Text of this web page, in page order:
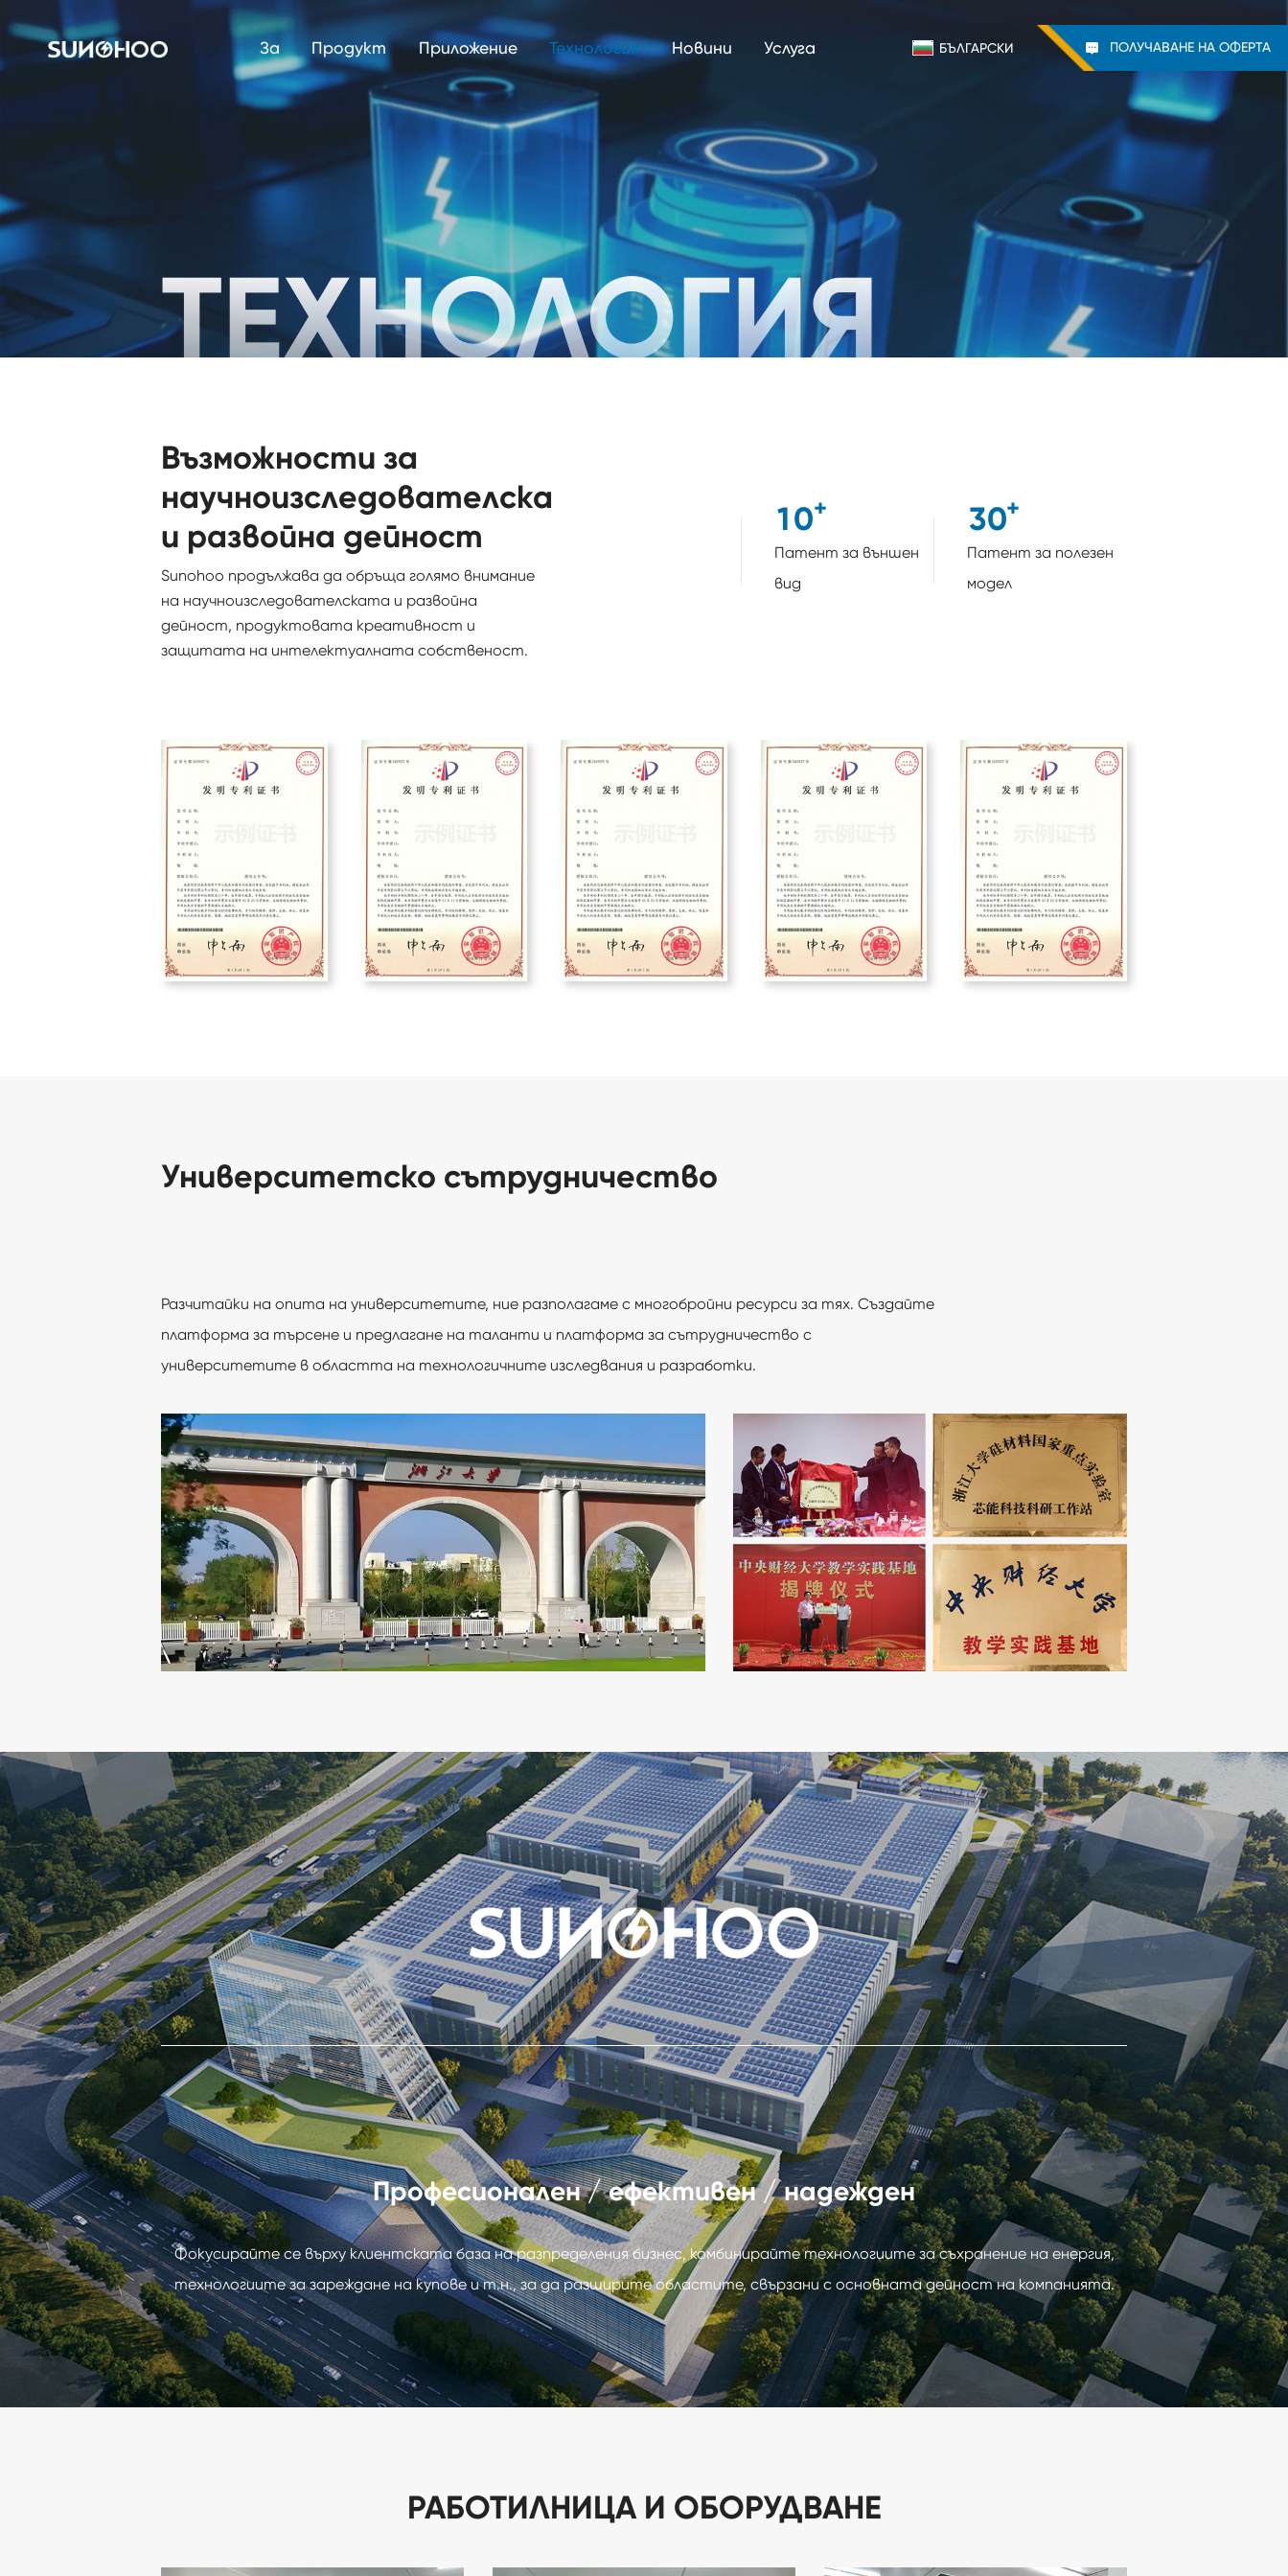
За Продукт Приложение Технология Новини Услуга БЪЛГАРСКИ  ПОЛУЧАВАНЕ НА ОФЕРТА
ТЕХНОЛОГИЯ
Възможности за
научноизследователска
и развойна дейност
Sunohoo продължава да обръща голямо внимание
на научноизследователската и развойна
дейност, продуктовата креативност и
защитата на интелектуалната собственост.
10+
Патент за външен
вид
30+
Патент за полезен
модел
Университетско сътрудничество
Разчитайки на опита на университетите, ние разполагаме с многобройни ресурси за тях. Създайте
платформа за търсене и предлагане на таланти и платформа за сътрудничество с
университетите в областта на технологичните изследвания и разработки.
Професионален / ефективен / надежден
Фокусирайте се върху клиентската база на разпределения бизнес, комбинирайте технологиите за съхранение на енергия,
технологиите за зареждане на купове и т.н., за да разширите областите, свързани с основната дейност на компанията.
РАБОТИЛНИЦА И ОБОРУДВАНЕ